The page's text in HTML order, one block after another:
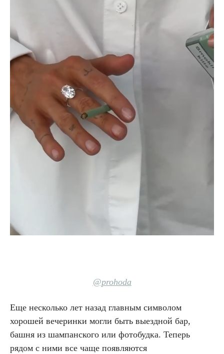
@prohoda
Еще несколько лет назад главным символом
хорошей вечеринки могли быть выездной бар,
башня из шампанского или фотобудка. Теперь
рядом с ними все чаще появляются